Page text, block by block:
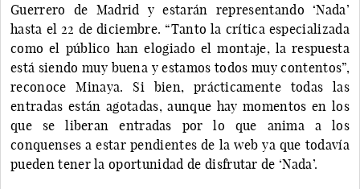
Guerrero de Madrid y estarán representando ‘Nada’
hasta el 22 de diciembre. “Tanto la crítica especializada
como el público han elogiado el montaje, la respuesta
está siendo muy buena y estamos todos muy contentos”,
reconoce Minaya. Si bien, prácticamente todas las
entradas están agotadas, aunque hay momentos en los
que se liberan entradas por lo que anima a los
conquenses a estar pendientes de la web ya que todavía
pueden tener la oportunidad de disfrutar de ‘Nada’.